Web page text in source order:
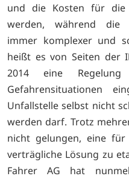
und die Kosten für die
werden, während die
immer komplexer und
heißt es von Seiten der
2014 eine
Gefahrensituationen
Unfallstelle selbst nicht
werden darf. Trotz
nicht gelungen, eine
verträgliche Lösung zu
Fahrer AG hat